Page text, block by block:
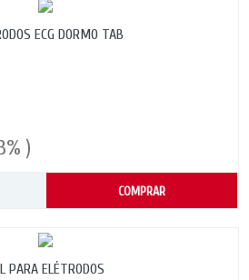
ECG DORMO TAB
)
COMPRAR
PARA ELÉTRODOS